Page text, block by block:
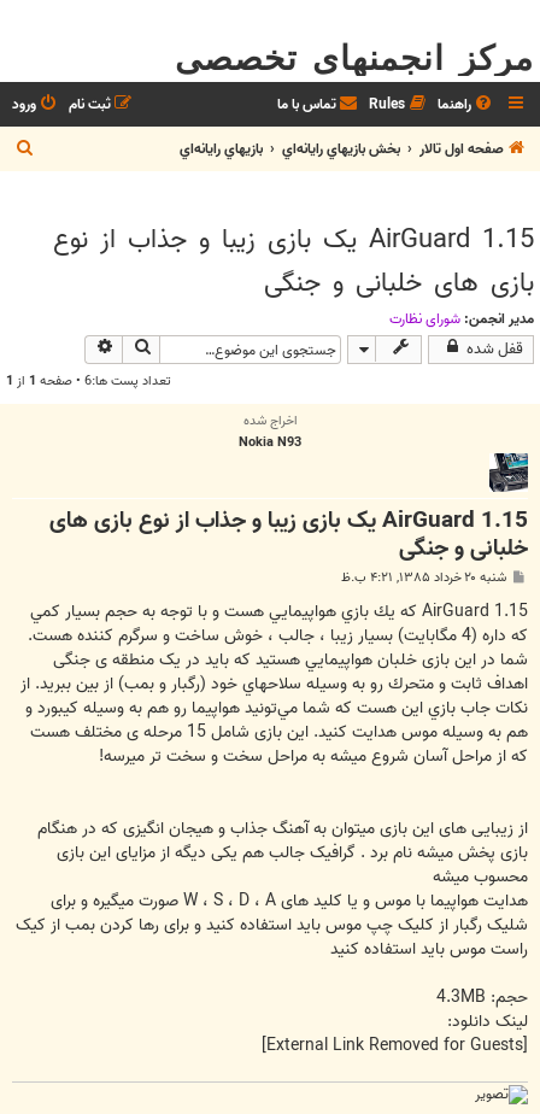
مرکز انجمنهای تخصصی
راهنما Rules تماس با ما ورود
ثبت نام
صفحه اول تالار
بخش بازيهاي رايانه‌اي بازيهاي رايانه‌اي
س
AirGuard 1.15 یک بازی زیبا و جذاب از نوع
بازی های خلبانی و جنگی
مدیر انجمن: شوراي نظارت
قفل شده جستجو
تعداد پست ها:6 • صفحه 1 از 1
اخراج شده
Nokia N93
AirGuard 1.15 یک بازی زیبا و جذاب از نوع بازی های
خلبانی و جنگی
ت
شنبه ۲۰ خرداد ۱۳۸۵, ۴:۲۱ ب.ظ
AirGuard 1.15 كه يك بازي هواپيمايي هست و با توجه به حجم بسيار كمي
كه داره (4 مگابايت) بسيار زيبا ، جالب ، خوش ساخت و سرگرم كننده هست.
شما در این بازی خلبان هواپيمايي هستيد كه بايد در یک منطقه ی جنگی
اهداف ثابت و متحرك رو به وسيله سلاحهاي خود (رگبار و بمب) از بين ببريد. از
نكات جاب بازي اين هست كه شما مي‌تونيد هواپيما رو هم به وسيله كيبورد و
هم به وسيله موس هدايت كنيد. این بازی شامل 15 مرحله ی مختلف هست
که از مراحل آسان شروع میشه به مراحل سخت و سخت تر میرسه!
از زیبایی های این بازی میتوان به آهنگ جذاب و هیجان انگیزی که در هنگام
بازی پخش میشه نام برد . گرافیک جالب هم یکی دیگه از مزایای این بازی
محسوب میشه
هدایت هواپیما با موس و یا کلید های W ، S ، D ، A صورت میگیره و برای
شلیک رگبار از کلیک چپ موس باید استفاده کنید و برای رها کردن بمب از کیک
راست موس باید استفاده کنید
حجم: 4.3MB
لینک دانلود:
[External Link Removed for Guests]